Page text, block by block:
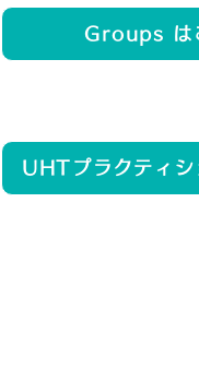
Groups は
UHTプラクティシ